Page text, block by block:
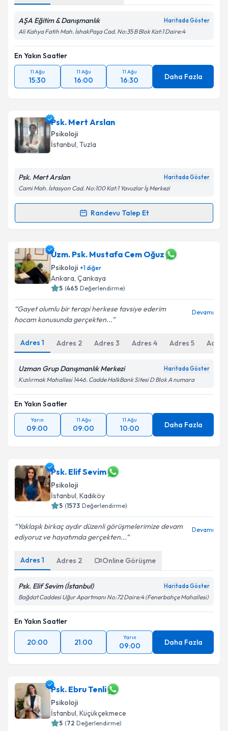
AŞA Eğitim & Danışmanlık Haritada Göster
Ali Kahya Fatih Mah. İshakPaşa Cad. No:35 B Blok Kat:1 Daire:4
En Yakın Saatler
11 Ağu
15:30
11 Ağu
16:00
11 Ağu
16:30 Daha Fazla
Psk. Mert Arslan
Psikoloji
İstanbul, Tuzla
Psk. Mert Arslan Haritada Göster
Cami Mah. İstasyon Cad. No:100 Kat:1 Yavuzlar İş Merkezi
Randevu Talep Et
Randevu Takvimi Talebi
Psk. Mert Arslaniçin randevu takvimi talebi
oluşturun. Size bu uzmandan randevu almanız için bir
takvim hazırlandığında e-posta ile bilgilendireceğiz.
E-posta Adresiniz
Kişisel verilerimin işlenmesine ilişkin
Aydınlatma
Metni'ni okudum ve kişisel verilerimin belirtilen
Takvim Talebini Gönder
Uzm. Psk. Mustafa Cem Oğuz
Psikoloji +1diğer
Ankara, Çankaya
5 (465 Değerlendirme)
Gayet olumlu bir terapi herkese tavsiye ederim
hocam konusunda gerçekten...
Devamı
Adres 1 Adres 2 Adres 3 Adres 4 Adres 5 Adres
Uzman Grup Danışmanlık Merkezi Haritada Göster
Kızılırmak Mahallesi 1446. Cadde HalkBank Sitesi D Blok A numara
En Yakın Saatler
Yarın
09:00
11 Ağu
09:00
11 Ağu
10:00 Daha Fazla
Psk. Elif Sevim
Psikoloji
İstanbul, Kadıköy
5 (1573 Değerlendirme)
Yaklaşık birkaç aydır düzenli görüşmelerimize devam
ediyoruz ve hayatımda gerçekten...
Devamı
Adres 1 Adres 2 Online Görüşme
Psk. Elif Sevim (İstanbul) Haritada Göster
Bağdat Caddesi Uğur Apartmanı No:72 Daire:4 (Fenerbahçe Mahallesi)
En Yakın Saatler
20:00 21:00
Yarın
09:00 Daha Fazla
Psk. Ebru Tenli
Psikoloji
İstanbul, Küçükçekmece
5 (72 Değerlendirme)